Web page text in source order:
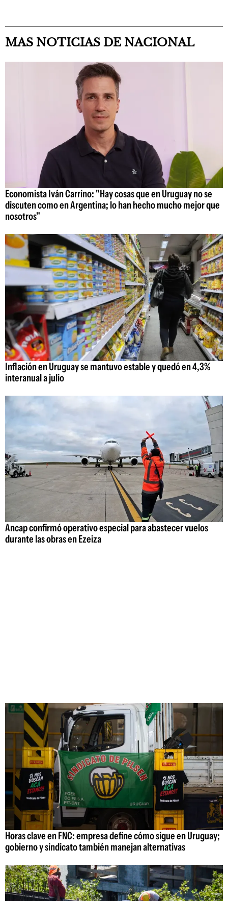
MAS NOTICIAS DE NACIONAL
Economista Iván Carrino: "Hay cosas que en Uruguay no se
discuten como en Argentina; lo han hecho mucho mejor que
nosotros"
Inflación en Uruguay se mantuvo estable y quedó en 4,3%
interanual a julio
Ancap confirmó operativo especial para abastecer vuelos
durante las obras en Ezeiza
Horas clave en FNC: empresa define cómo sigue en Uruguay;
gobierno y sindicato también manejan alternativas